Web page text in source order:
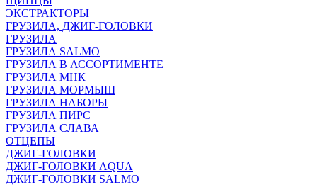
ЭКСТРАКТОРЫ
ГРУЗИЛА, ДЖИГ-ГОЛОВКИ
ГРУЗИЛА
ГРУЗИЛА SALMO
ГРУЗИЛА В АССОРТИМЕНТЕ
ГРУЗИЛА МНК
ГРУЗИЛА МОРМЫШ
ГРУЗИЛА НАБОРЫ
ГРУЗИЛА ПИРС
ГРУЗИЛА СЛАВА
ОТЦЕПЫ
ДЖИГ-ГОЛОВКИ
ДЖИГ-ГОЛОВКИ AQUA
ДЖИГ-ГОЛОВКИ SALMO